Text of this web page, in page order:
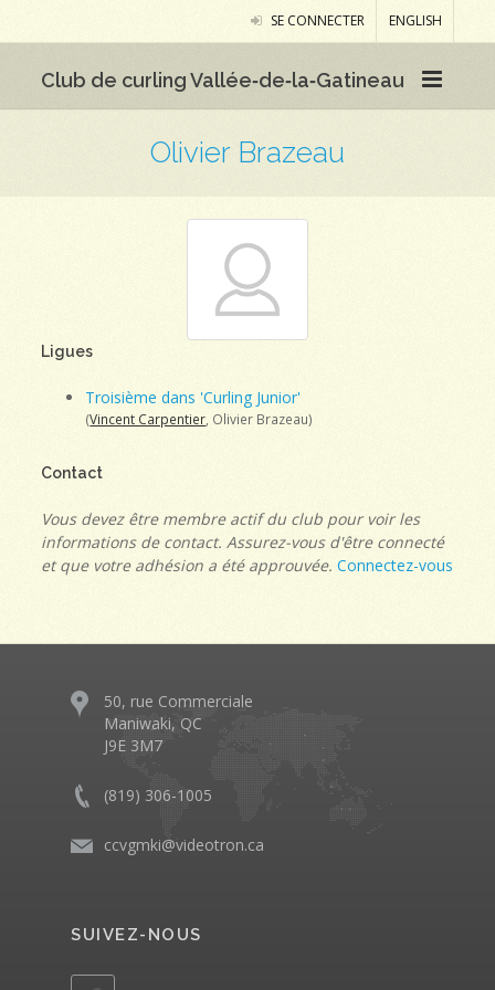
SE CONNECTER ENGLISH
Club de curling Vallée‑de‑la‑Gatineau
Olivier Brazeau
Ligues
Troisième dans 'Curling Junior'
(Vincent Carpentier , Olivier Brazeau)
Contact
Vous devez être membre actif du club pour voir les
informations de contact. Assurez-vous d'être connecté
et que votre adhésion a été approuvée. Connectez-vous
50, rue Commerciale
Maniwaki, QC
J9E 3M7
(819) 306-1005
ccvgmki@videotron.ca
SUIVEZ-NOUS